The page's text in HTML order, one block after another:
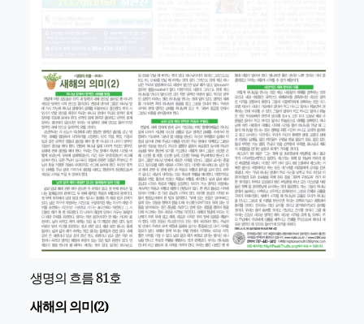
생명의 흐름 81호
새해의 의미(2)